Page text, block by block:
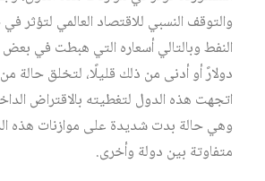
والتوقف النسبي للاقتصاد العالمي
دولارً أو أدنى من ذلك قليلًا، لتخلق حالة من
اتجهت هذه الدول لتغطيته بالاقتراض
وهي حالة بدت شديدة على موازنات هذه
متفاوتة بين دولة وأخرى.